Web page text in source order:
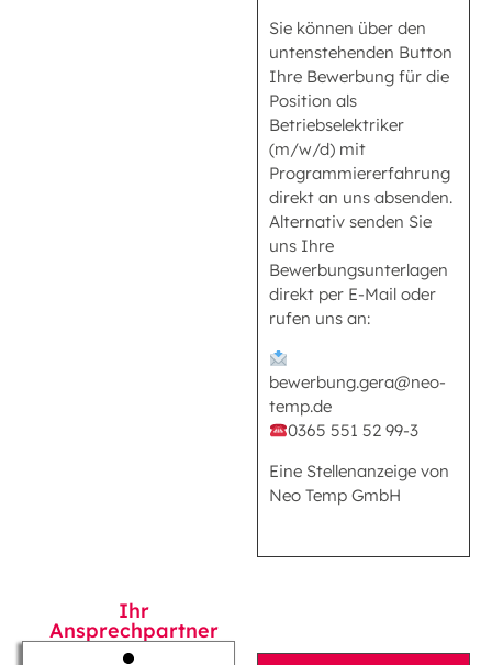
Sie können über den
untenstehenden Button
Ihre Bewerbung für die
Position als
Betriebselektriker
(m/w/d) mit
Programmiererfahrung
direkt an uns absenden.
Alternativ senden Sie
uns Ihre
Bewerbungsunterlagen
direkt per E-Mail oder
rufen uns an:
bewerbung.gera@neo-
temp.de
0365 551 52 99-3
Eine Stellenanzeige von
Neo Temp GmbH
Ihr
Ansprechpartner